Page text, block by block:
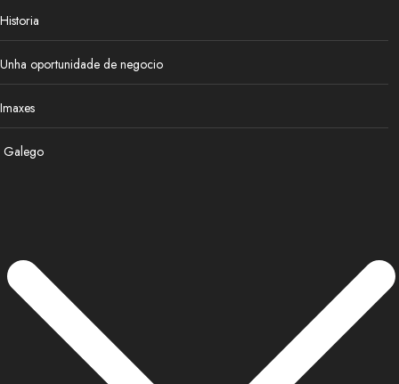
Historia
Unha oportunidade de negocio
Imaxes
Galego